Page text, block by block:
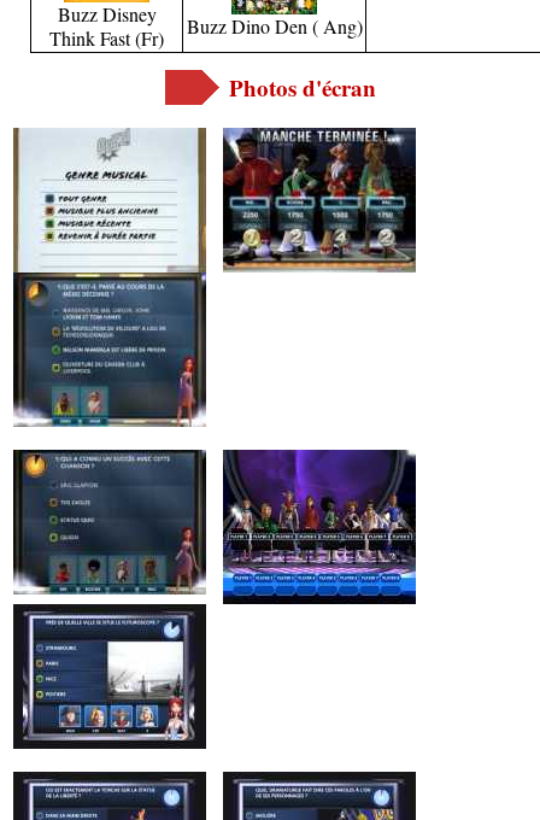
Buzz Disney
Think Fast (Fr)
Buzz Dino Den ( Ang)
Photos d'écran